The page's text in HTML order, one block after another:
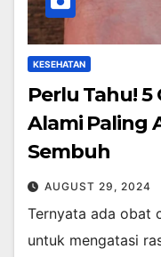
KESEHATAN
Perlu Tahu!
Alami Paling
Sembuh
AUGUST 29, 2024
Ternyata ada obat
untuk mengatasi